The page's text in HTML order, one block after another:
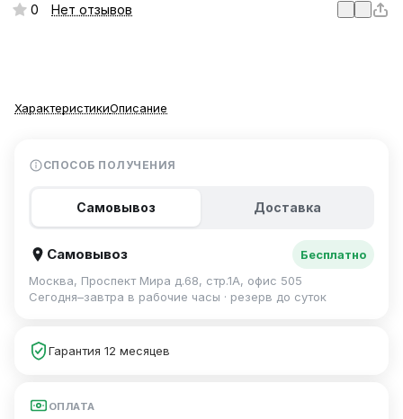
0 Нет отзывов
ХарактеристикиОписание
СПОСОБ ПОЛУЧЕНИЯ
Самовывоз Доставка
Самовывоз
Бесплатно
Москва, Проспект Мира д.68, стр.1А, офис 505
Сегодня–завтра в рабочие часы · резерв до суток
Гарантия 12 месяцев
ОПЛАТА